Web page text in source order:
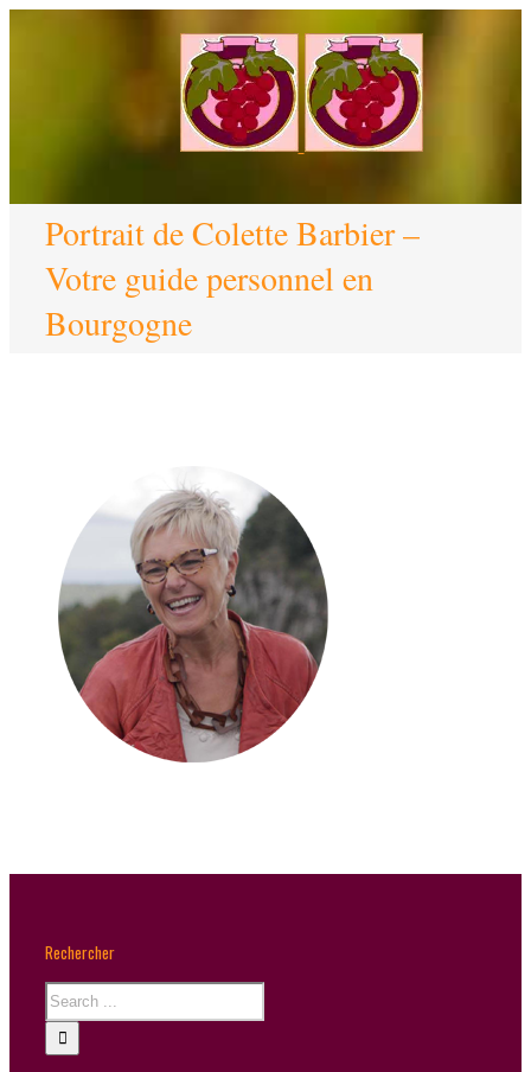
Portrait de Colette Barbier –
Votre guide personnel en
Bourgogne
Rechercher